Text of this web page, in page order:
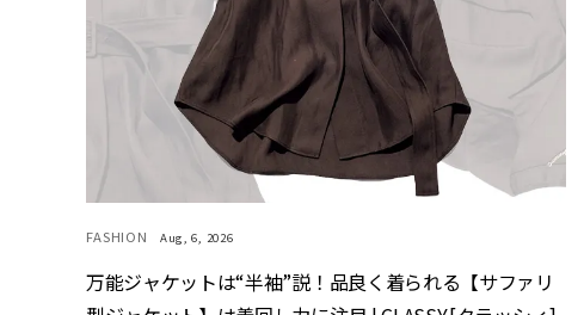
FASHION Aug, 6, 2026
万能ジャケットは“半袖”説！品良く着られる【サファリ